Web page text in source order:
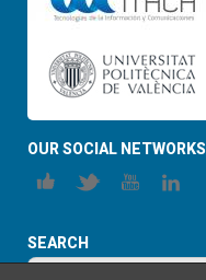
OUR SOCIAL NETWORKS
SEARCH